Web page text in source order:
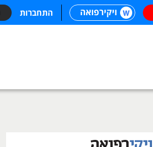
ויקירפואה התחברות